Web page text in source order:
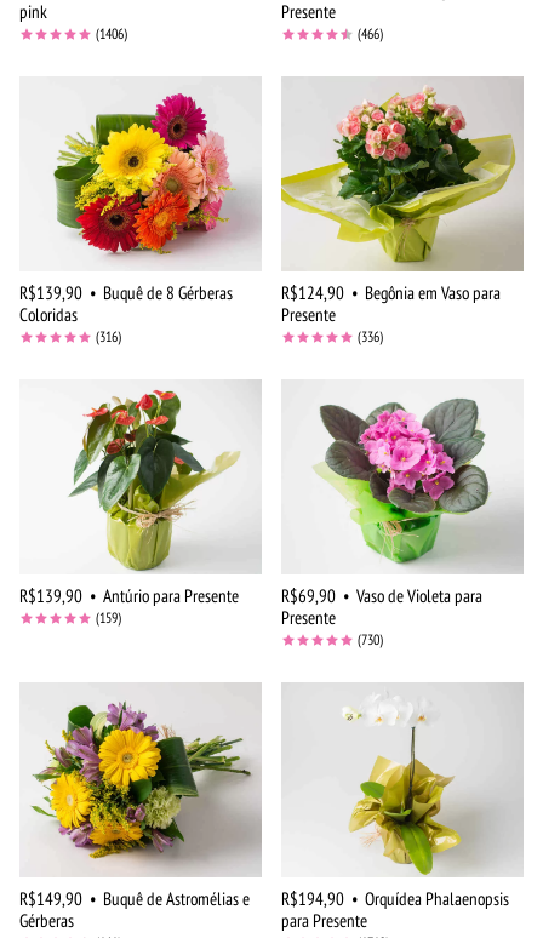
pink
(1406)
Presente
(466)
R$139,90 • Buquê de 8 Gérberas
Coloridas
(316)
R$124,90 • Begônia em Vaso para
Presente
(336)
R$139,90 • Antúrio para Presente
(159)
R$69,90 • Vaso de Violeta para
Presente
(730)
R$149,90 • Buquê de Astromélias e
Gérberas
R$194,90 • Orquídea Phalaenopsis
para Presente